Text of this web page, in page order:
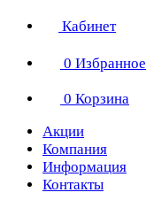
Кабинет
0 Избранное
0 Корзина
Акции
Компания
Информация
Контакты